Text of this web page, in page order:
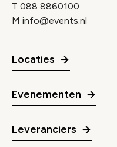
T 088 8860100
M info@events.nl
Locaties
Evenementen
Leveranciers